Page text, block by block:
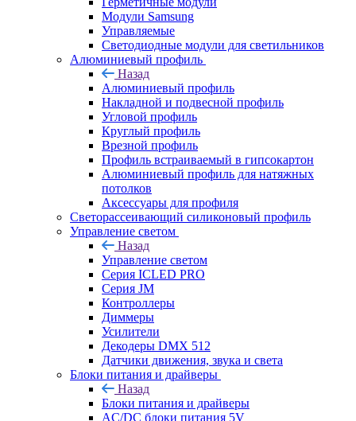
Модули Samsung
Управляемые
Светодиодные модули для светильников
Алюминиевый профиль
Назад
Алюминиевый профиль
Накладной и подвесной профиль
Угловой профиль
Круглый профиль
Врезной профиль
Профиль встраиваемый в гипсокартон
Алюминиевый профиль для натяжных
потолков
Аксессуары для профиля
Светорассеивающий силиконовый профиль
Управление светом
Назад
Управление светом
Серия ICLED PRO
Серия JM
Контроллеры
Диммеры
Усилители
Декодеры DMX 512
Датчики движения, звука и света
Блоки питания и драйверы
Назад
Блоки питания и драйверы
AC/DC блоки питания 5V